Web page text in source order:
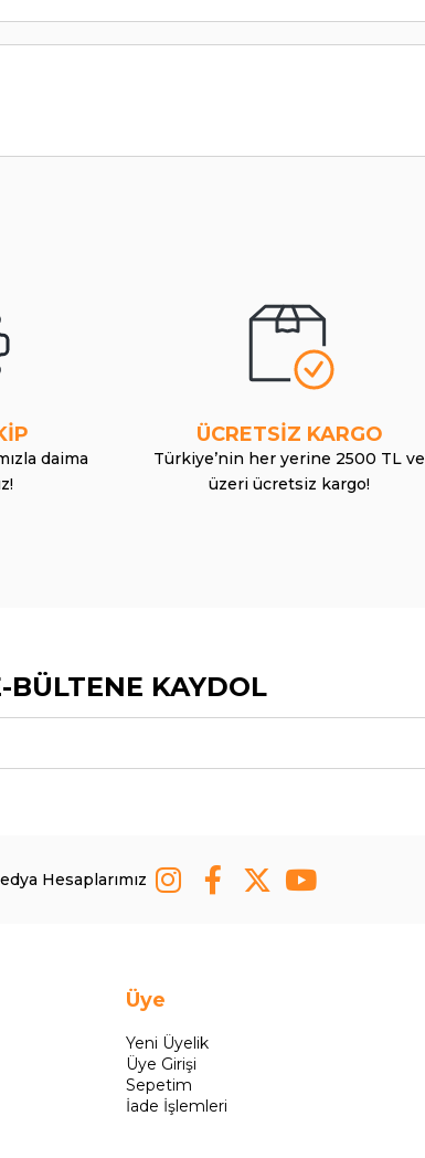
daima
ÜCRETSİZ KARGO
Türkiye’nin her yerine 2500 TL ve
üzeri ücretsiz kargo!
BÜLTENE KAYDOL
Hesaplarımız
Üye
Yeni Üyelik
Üye Girişi
Sepetim
İade İşlemleri